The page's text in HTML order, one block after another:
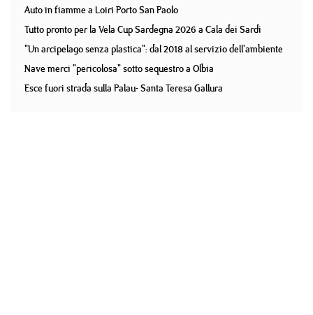
Auto in fiamme a Loiri Porto San Paolo
Tutto pronto per la Vela Cup Sardegna 2026 a Cala dei Sardi
"Un arcipelago senza plastica": dal 2018 al servizio dell'ambiente
Nave merci "pericolosa" sotto sequestro a Olbia
Esce fuori strada sulla Palau- Santa Teresa Gallura